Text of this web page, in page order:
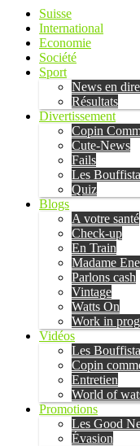
Suisse
International
Economie
Société
Sport
News en
Résultats
Divertissement
Copin
Cute-News
Fails
Les
Quiz
Blogs
A votre santé
Check-up
En Train
Madame
Parlons cash
Vintage
Watts On
Work in
Vidéos
Les
Copin
Entretien
World of
Promotions
Les Good
Évasion